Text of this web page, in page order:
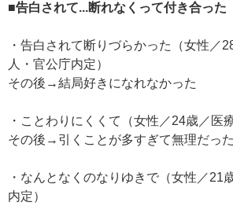
■告白されて...断れなくって付き合った
・告白されて断りづらかった（女性／
人・官公庁内定）
その後→結局好きになれなかった
・ことわりにくくて（女性／24歳／医
その後→引くことが多すぎて無理だった
・なんとなくのなりゆきで（女性／21
内定）